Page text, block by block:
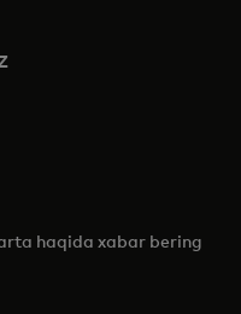
haqida xabar bering